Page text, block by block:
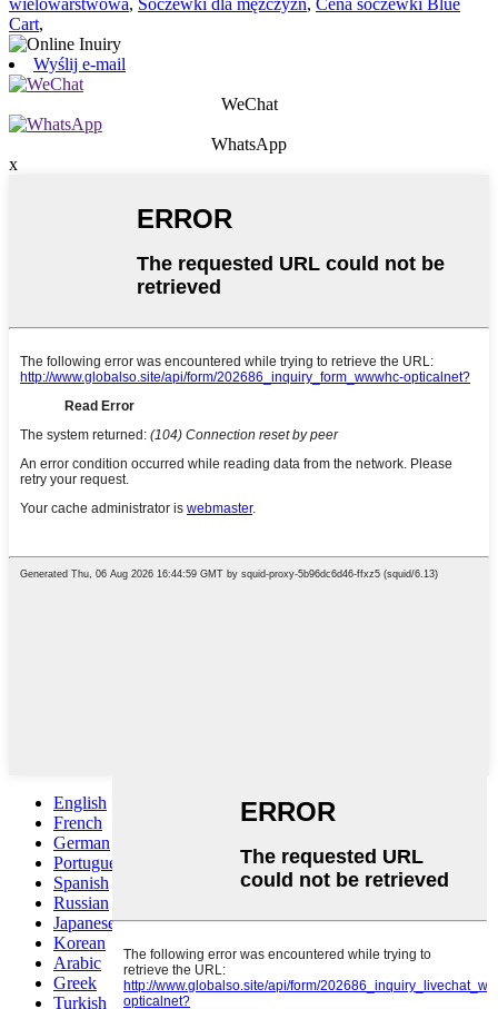
wielowarstwowa, Soczewki dla mężczyzn, Cena soczewki Blue
Cart,
Wyślij e-mail
WeChat
WhatsApp
x
English
French
German
Portuguese
Spanish
Russian
Japanese
Korean
Arabic
Greek
Turkish